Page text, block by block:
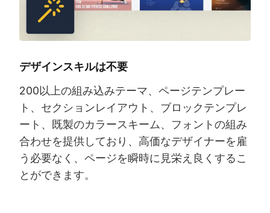
デザインスキルは不要
200以上の組み込みテーマ、ページテンプレー
ト、セクションレイアウト、ブロックテンプレ
ート、既製のカラースキーム、フォントの組み
合わせを提供しており、高価なデザイナーを雇
う必要なく、ページを瞬時に見栄え良くするこ
とができます。